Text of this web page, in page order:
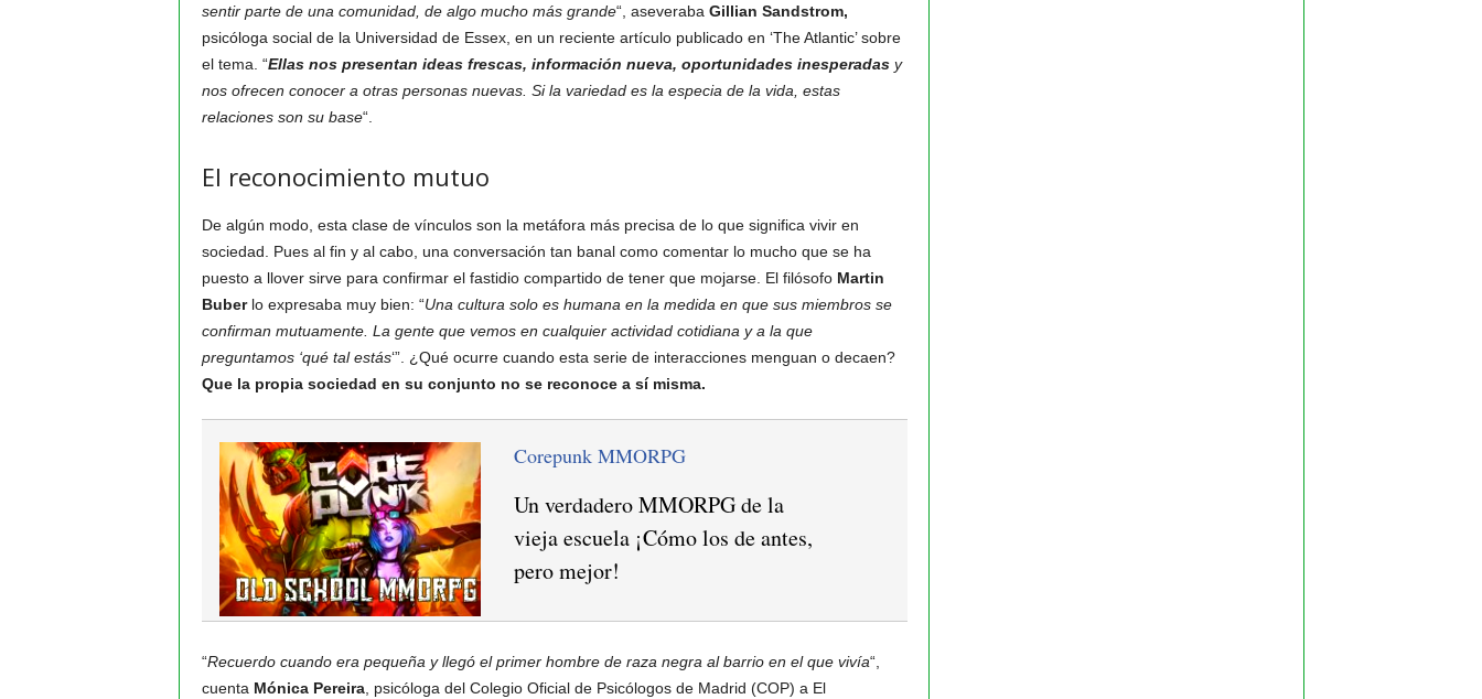
sentir parte de una comunidad, de algo mucho más grande“, aseveraba Gillian Sandstrom,
psicóloga social de la Universidad de Essex, en un reciente artículo publicado en ‘The Atlantic’ sobre
el tema. “Ellas nos presentan ideas frescas, información nueva, oportunidades inesperadas y
nos ofrecen conocer a otras personas nuevas. Si la variedad es la especia de la vida, estas
relaciones son su base“.
El reconocimiento mutuo
De algún modo, esta clase de vínculos son la metáfora más precisa de lo que significa vivir en
sociedad. Pues al fin y al cabo, una conversación tan banal como comentar lo mucho que se ha
puesto a llover sirve para confirmar el fastidio compartido de tener que mojarse. El filósofoMartin
Buber lo expresaba muy bien: “Una cultura solo es humana en la medida en que sus miembros se
confirman mutuamente. La gente que vemos en cualquier actividad cotidiana y a la que
preguntamos ‘qué tal estás‘”. ¿Qué ocurre cuando esta serie de interacciones menguan o decaen?
Que la propia sociedad en su conjunto no se reconoce a sí misma.
Corepunk MMORPG
Un verdadero MMORPG de la
vieja escuela ¡Cómo los de antes,
pero mejor!
“Recuerdo cuando era pequeña y llegó el primer hombre de raza negra al barrio en el que vivía“,
cuenta Mónica Pereira, psicóloga del Colegio Oficial de Psicólogos de Madrid (COP) a El